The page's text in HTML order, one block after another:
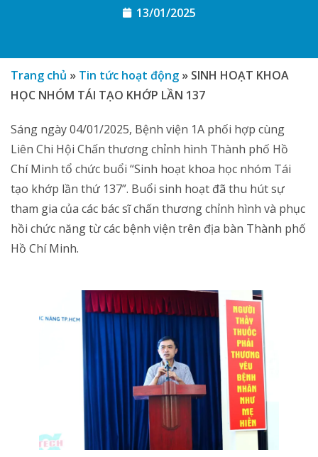
13/01/2025
Trang chủ » Tin tức hoạt động » SINH HOẠT KHOA
HỌC NHÓM TÁI TẠO KHỚP LẦN 137
Sáng ngày 04/01/2025, Bệnh viện 1A phối hợp cùng
Liên Chi Hội Chấn thương chỉnh hình Thành phố Hồ
Chí Minh tổ chức buổi “Sinh hoạt khoa học nhóm Tái
tạo khớp lần thứ 137”. Buổi sinh hoạt đã thu hút sự
tham gia của các bác sĩ chấn thương chỉnh hình và phục
hồi chức năng từ các bệnh viện trên địa bàn Thành phố
Hồ Chí Minh.